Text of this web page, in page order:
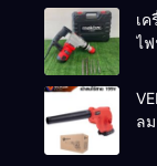
เ
ไ
ล